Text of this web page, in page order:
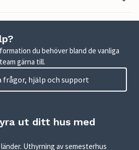
du behöver bland de vanliga
gärna till.
frågor, hjälp och support
ut ditt hus med
Uthyrning av semesterhus